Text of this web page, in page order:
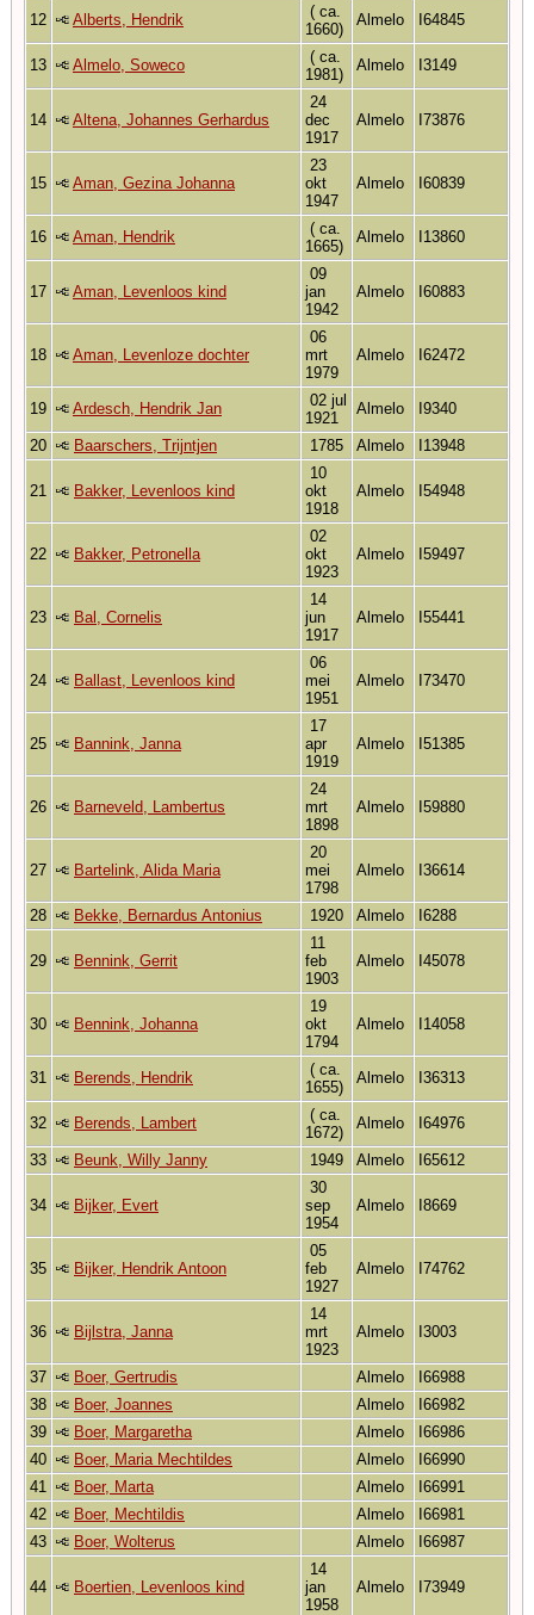
12 Alberts, Hendrik
( ca.
1660)
Almelo I64845
13 Almelo, Soweco
( ca.
1981)
Almelo I3149
14 Altena, Johannes Gerhardus
24
dec
1917
Almelo I73876
15 Aman, Gezina Johanna
23
okt
1947
Almelo I60839
16 Aman, Hendrik
( ca.
1665)
Almelo I13860
17 Aman, Levenloos kind
09
jan
1942
Almelo I60883
18 Aman, Levenloze dochter
06
mrt
1979
Almelo I62472
19 Ardesch, Hendrik Jan
02 jul
1921
Almelo I9340
20 Baarschers, Trijntjen 1785 Almelo I13948
21 Bakker, Levenloos kind
10
okt
1918
Almelo I54948
22 Bakker, Petronella
02
okt
1923
Almelo I59497
23 Bal, Cornelis
14
jun
1917
Almelo I55441
24 Ballast, Levenloos kind
06
mei
1951
Almelo I73470
25 Bannink, Janna
17
apr
1919
Almelo I51385
26 Barneveld, Lambertus
24
mrt
1898
Almelo I59880
27 Bartelink, Alida Maria
20
mei
1798
Almelo I36614
28 Bekke, Bernardus Antonius 1920 Almelo I6288
29 Bennink, Gerrit
11
feb
1903
Almelo I45078
30 Bennink, Johanna
19
okt
1794
Almelo I14058
31 Berends, Hendrik
( ca.
1655)
Almelo I36313
32 Berends, Lambert
( ca.
1672)
Almelo I64976
33 Beunk, Willy Janny 1949 Almelo I65612
34 Bijker, Evert
30
sep
1954
Almelo I8669
35 Bijker, Hendrik Antoon
05
feb
1927
Almelo I74762
36 Bijlstra, Janna
14
mrt
1923
Almelo I3003
37 Boer, Gertrudis Almelo
I66988
38
Boer, Joannes Almelo
I66982
39
Boer, Margaretha Almelo
I66986
40
Boer, Maria Mechtildes Almelo
I66990
41
Boer, Marta Almelo
I66991
42
Boer, Mechtildis Almelo
I66981
43
Boer, Wolterus Almelo I66987
44 Boertien, Levenloos kind
14
jan
1958
Almelo I73949